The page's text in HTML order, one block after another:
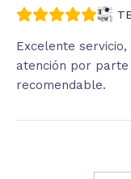
Excelente
atención por
recomendable.